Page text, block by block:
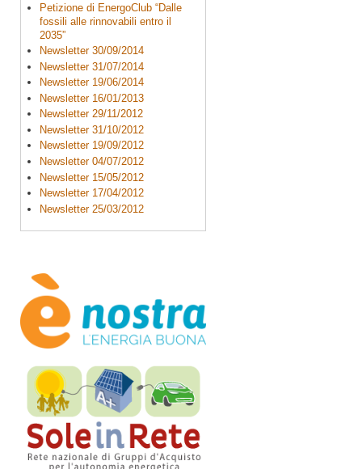
Petizione di EnergoClub “Dalle
fossili alle rinnovabili entro il
2035”
Newsletter 30/09/2014
Newsletter 31/07/2014
Newsletter 19/06/2014
Newsletter 16/01/2013
Newsletter 29/11/2012
Newsletter 31/10/2012
Newsletter 19/09/2012
Newsletter 04/07/2012
Newsletter 15/05/2012
Newsletter 17/04/2012
Newsletter 25/03/2012